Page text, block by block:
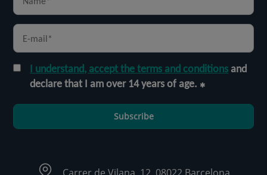
I understand, accept the terms and conditionsand
declare that I am over 14 years of age.
Subscribe
Carrer de Vilana, 12, 08022 Barcelona